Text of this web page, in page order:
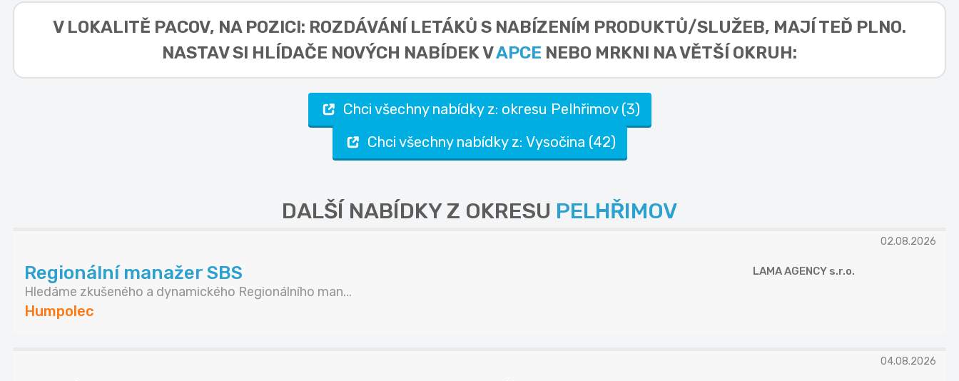
V LOKALITĚ PACOV, NA POZICI: ROZDÁVÁNÍ LETÁKŮ S NABÍZENÍM PRODUKTŮ/SLUŽEB, MAJÍ TEĎ PLNO.
NASTAV SI HLÍDAČE NOVÝCH NABÍDEK VAPCE NEBO MRKNI NA VĚTŠÍ OKRUH:
Chci všechny nabídky z: okresu Pelhřimov (3)
Chci všechny nabídky z: Vysočina (42)
DALŠÍ NABÍDKY Z OKRESU PELHŘIMOV
02.08.2026
Regionální manažer SBS
Hledáme zkušeného a dynamického Regionálního man...
Humpolec
LAMA AGENCY s.r.o.
04.08.2026